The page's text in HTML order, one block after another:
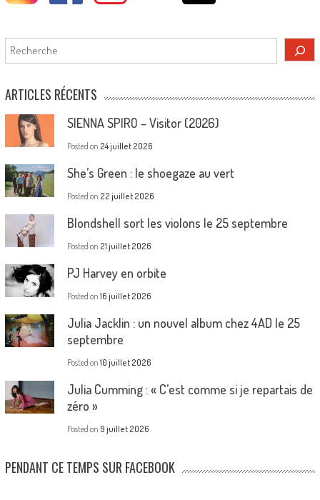
Rechercher
ARTICLES RÉCENTS
SIENNA SPIRO – Visitor (2026)
Posted on 24 juillet 2026
She’s Green : le shoegaze au vert
Posted on 22 juillet 2026
Blondshell sort les violons le 25 septembre
Posted on 21 juillet 2026
PJ Harvey en orbite
Posted on 16 juillet 2026
Julia Jacklin : un nouvel album chez 4AD le 25
septembre
Posted on 10 juillet 2026
Julia Cumming : « C’est comme si je repartais de
zéro »
Posted on 9 juillet 2026
PENDANT CE TEMPS SUR FACEBOOK